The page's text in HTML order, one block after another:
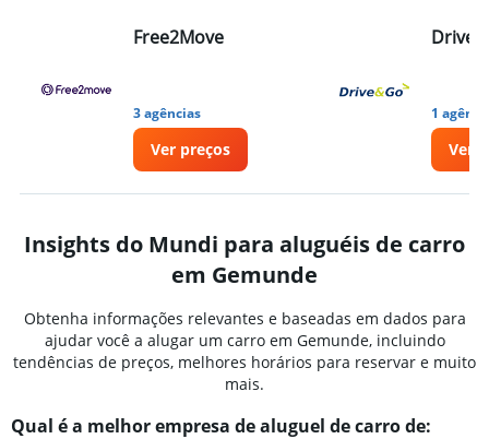
Free2Move
3 agências
Ver preços
1
Ver
Insights do Mundi para aluguéis de carro
em Gemunde
Obtenha informações relevantes e baseadas em dados para
ajudar você a alugar um carro em Gemunde, incluindo
tendências de preços, melhores horários para reservar e muito
mais.
Qual é a melhor empresa de aluguel de carro de: